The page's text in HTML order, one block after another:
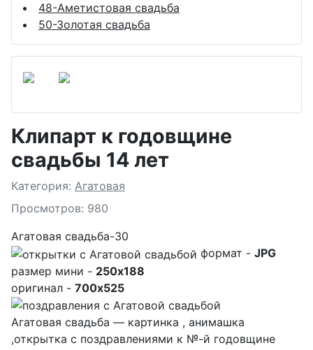
48-Аметистовая свадьба
50-Золотая свадьба
Клипарт к годовщине
свадьбы 14 лет
Подробности
Категория: Агатовая
Просмотров: 980
Агатовая свадьба-30
формат - JPG
размер мини - 250x188
оригинал - 700x525
Агатовая свадьба — картинка , анимашка
,открытка с поздравлениями к №-й годовщине